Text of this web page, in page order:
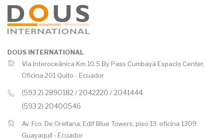
DOUS INTERNATIONAL
Vía Interoceánica Km 10.5 By Pass Cumbayá Espacio Center,
Oficina 201 Quito - Ecuador
(593 2) 2890182 / 2042220 / 2041444
(593 2) 20400546
Av. Fco. De Orellana, Edif Blue Towers, piso 13, oficina 1309
Guayaquil - Ecuador